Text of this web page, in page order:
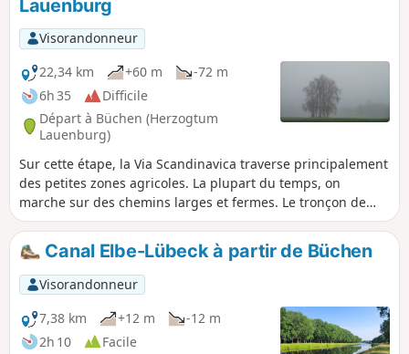
Lauenburg
Visorandonneur
22,34 km
+60 m
-72 m
6h 35
Difficile
Départ à Büchen (Herzogtum
Lauenburg)
Sur cette étape, la Via Scandinavica traverse principalement
des petites zones agricoles. La plupart du temps, on
marche sur des chemins larges et fermes. Le tronçon de
trois kilomètres sur les pavés d'origine de l'ancienne route
du sel (il est généralement plus facile de marcher à côté de
la route) constitue une particularité. Pour finir, un sentier
étroit serpente le long de l'Elbe jusqu'à Lauenburg.
Canal Elbe-Lübeck à partir de Büchen
Visorandonneur
7,38 km
+12 m
-12 m
2h 10
Facile